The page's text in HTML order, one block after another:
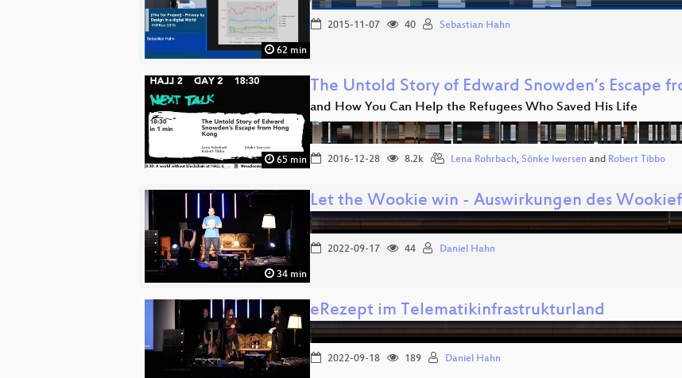
62 min
2015-11-07 40 Sebastian Hahn
65 min
The Untold Story of Edward Snowden’s Escape
and How You Can Help the Refugees Who Saved His Life
2016-12-28 8.2k Lena Rohrbach, Sönke Iwersen and Robert Tibbo
34 min
Let the Wookie win - Auswirkungen des
2022-09-17 44 Daniel Hahn
eRezept im Telematikinfrastrukturland
2022-09-18 189 Daniel Hahn